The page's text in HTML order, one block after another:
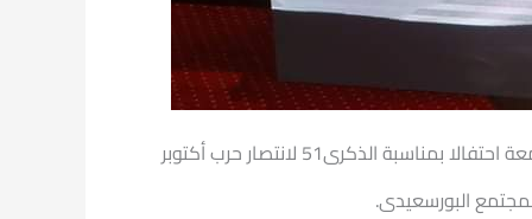
تحت رعاية وبحضور السيد الاستاذ الدكتور / شريف صالح رئيس جامعة بورسعيد نظمت جامعة بورسعيد اليوم على مسرح الجامعة احتفالا بمناسبة الذكرى51 لانتصار حرب أكتوبر
البورسعيدى.